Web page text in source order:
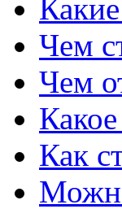
Чем
Чем
Как